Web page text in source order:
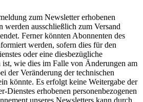
zum Newsletter erhobenen
werden ausschließlich zum Versand
Ferner könnten Abonnenten des
werden, sofern dies für den
oder eine diesbezügliche
wie dies im Falle von Änderungen am
der Veränderung der technischen
könnte. Es erfolgt keine Weitergabe der
Dienstes erhobenen personenbezogenen